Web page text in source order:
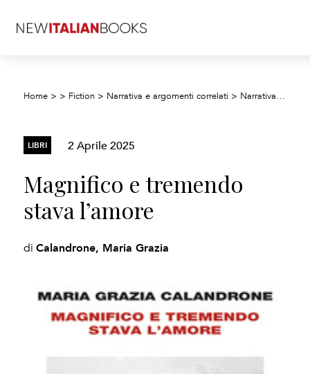
Home > > Fiction > Narrativa e argomenti correlati > Narrativa biografica
LIBRI 2 Aprile 2025
Magnifico e tremendo
stava l’amore
diCalandrone, Maria Grazia